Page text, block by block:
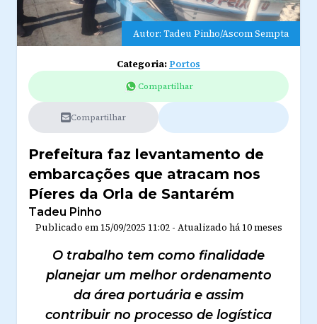
Autor: Tadeu Pinho/Ascom Sempta
Categoria:Portos
Compartilhar
Compartilhar
Prefeitura faz levantamento de
embarcações que atracam nos
Píeres da Orla de Santarém
Tadeu Pinho
Publicado em 15/09/2025 11:02- Atualizado há 10 meses
O trabalho tem como finalidade
planejar um melhor ordenamento
da área portuária e assim
contribuir no processo de logística